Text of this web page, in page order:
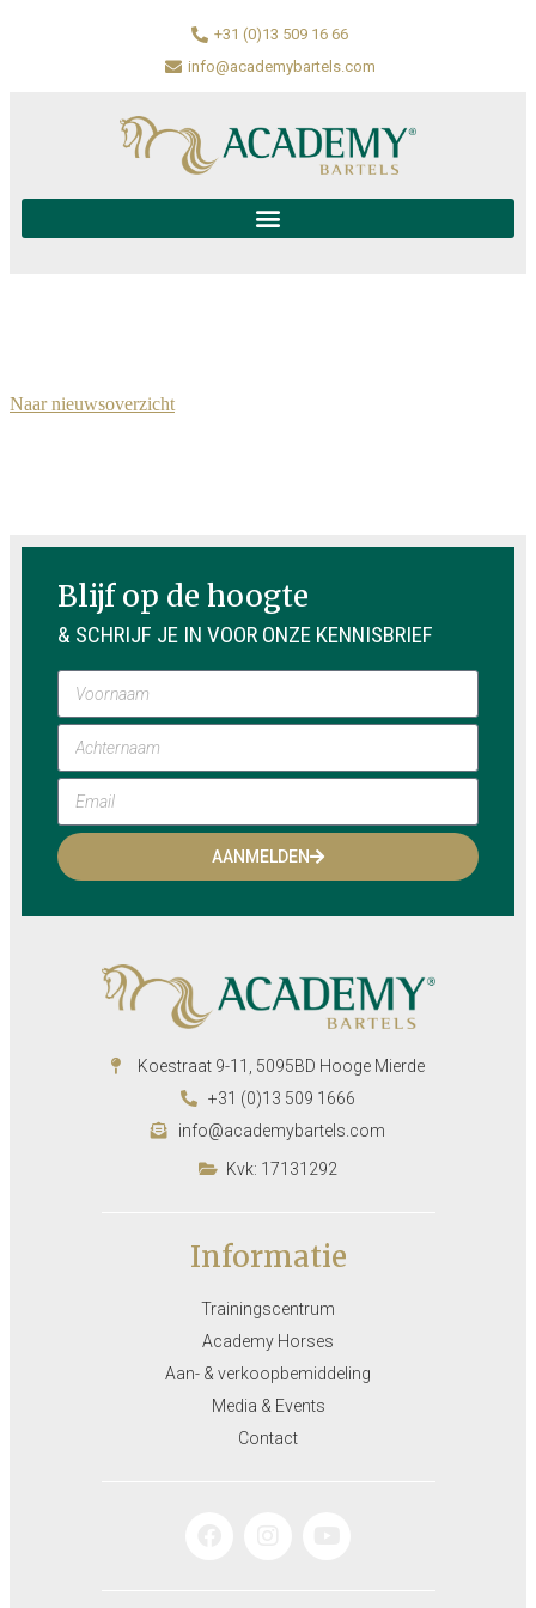
+31 (0)13 509 16 66
info@academybartels.com
Naar nieuwsoverzicht
Blijf op de hoogte
& SCHRIJF JE IN VOOR ONZE KENNISBRIEF
AANMELDEN
Koestraat 9-11, 5095BD Hooge Mierde
+31 (0)13 509 1666
info@academybartels.com
Kvk: 17131292
Informatie
Trainingscentrum
Academy Horses
Aan- & verkoopbemiddeling
Media & Events
Contact